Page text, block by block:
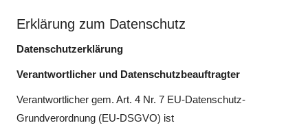
Erklärung zum Datenschutz
Datenschutzerklärung
Verantwortlicher und Datenschutzbeauftragter
Verantwortlicher gem. Art. 4 Nr. 7 EU-Datenschutz-
Grundverordnung (EU-DSGVO) ist